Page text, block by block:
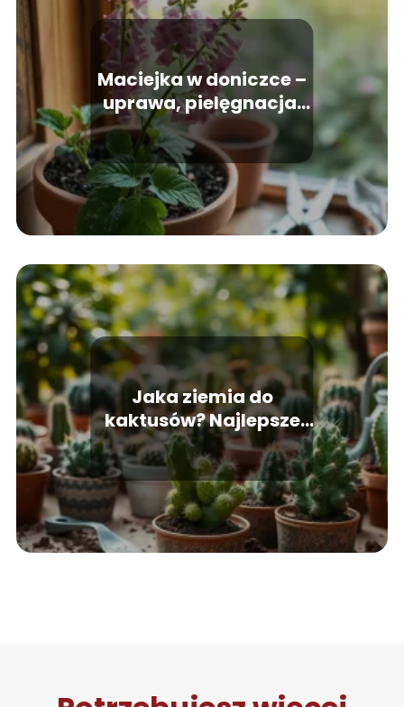
Maciejka w doniczce –
uprawa, pielęgnacja,
podlewanie
Jaka ziemia do
kaktusów? Najlepsze
podłoże dla twoich
roślin